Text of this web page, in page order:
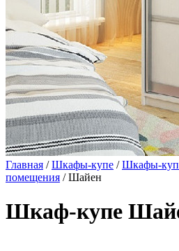
Главная /Шкафы-купе /Шкафы-
помещения / Шайен
Шкаф-купе